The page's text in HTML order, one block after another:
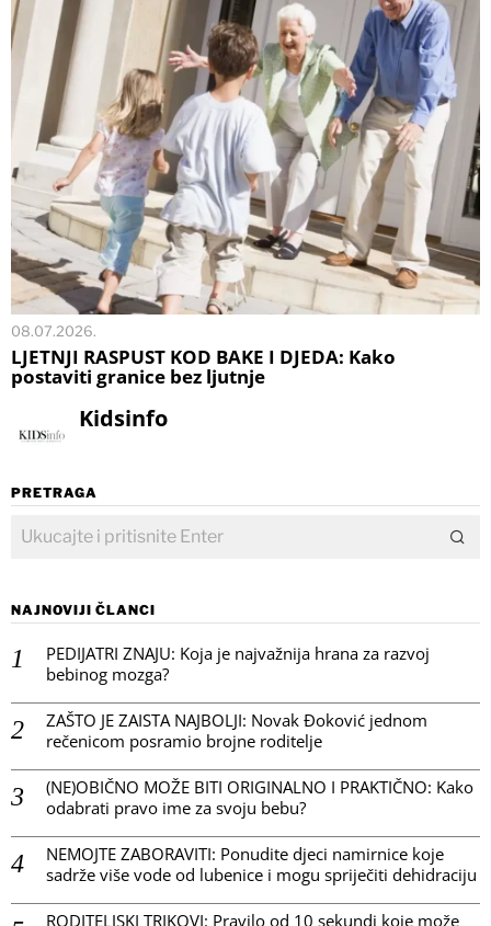
08.07.2026.
LJETNJI RASPUST KOD BAKE I DJEDA: Kako
postaviti granice bez ljutnje
Kidsinfo
PRETRAGA
NAJNOVIJI ČLANCI
PEDIJATRI ZNAJU: Koja je najvažnija hrana za razvoj
bebinog mozga?
ZAŠTO JE ZAISTA NAJBOLJI: Novak Đoković jednom
rečenicom posramio brojne roditelje
(NE)OBIČNO MOŽE BITI ORIGINALNO I PRAKTIČNO: Kako
odabrati pravo ime za svoju bebu?
NEMOJTE ZABORAVITI: Ponudite djeci namirnice koje
sadrže više vode od lubenice i mogu spriječiti dehidraciju
RODITELJSKI TRIKOVI: Pravilo od 10 sekundi koje može